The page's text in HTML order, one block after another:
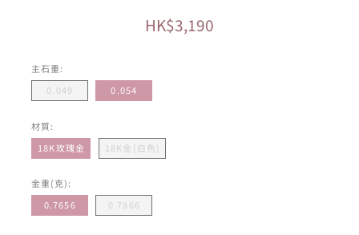
HK$3,190
主石重:
0.049
0.054
材質:
18K玫瑰金
18K金(白色)
金重(克):
0.7656
0.7866